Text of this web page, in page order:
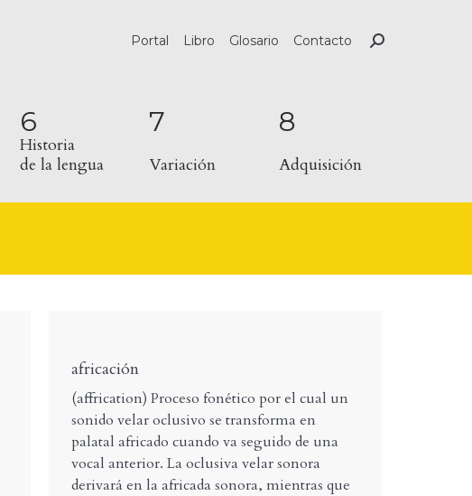
Portal Libro Glosario Contacto
6
Historia
de la lengua
7
Variación
8
Adquisición
africación
(affrication) Proceso fonético por el cual un
sonido velar oclusivo se transforma en
palatal africado cuando va seguido de una
vocal anterior. La oclusiva velar sonora
derivará en la africada sonora, mientras que